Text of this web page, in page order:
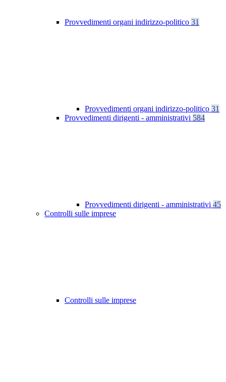
Provvedimenti organi indirizzo-politico 31
Provvedimenti organi indirizzo-politico 31
Provvedimenti dirigenti - amministrativi 584
Provvedimenti dirigenti - amministrativi 45
Controlli sulle imprese
Controlli sulle imprese